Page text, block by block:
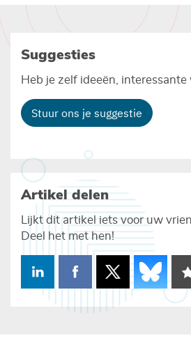
Suggesties
Heb je zelf ideeën, interessante
Stuur ons je suggestie
Artikel delen
Lijkt dit artikel iets voor uw
Deel het met hen!